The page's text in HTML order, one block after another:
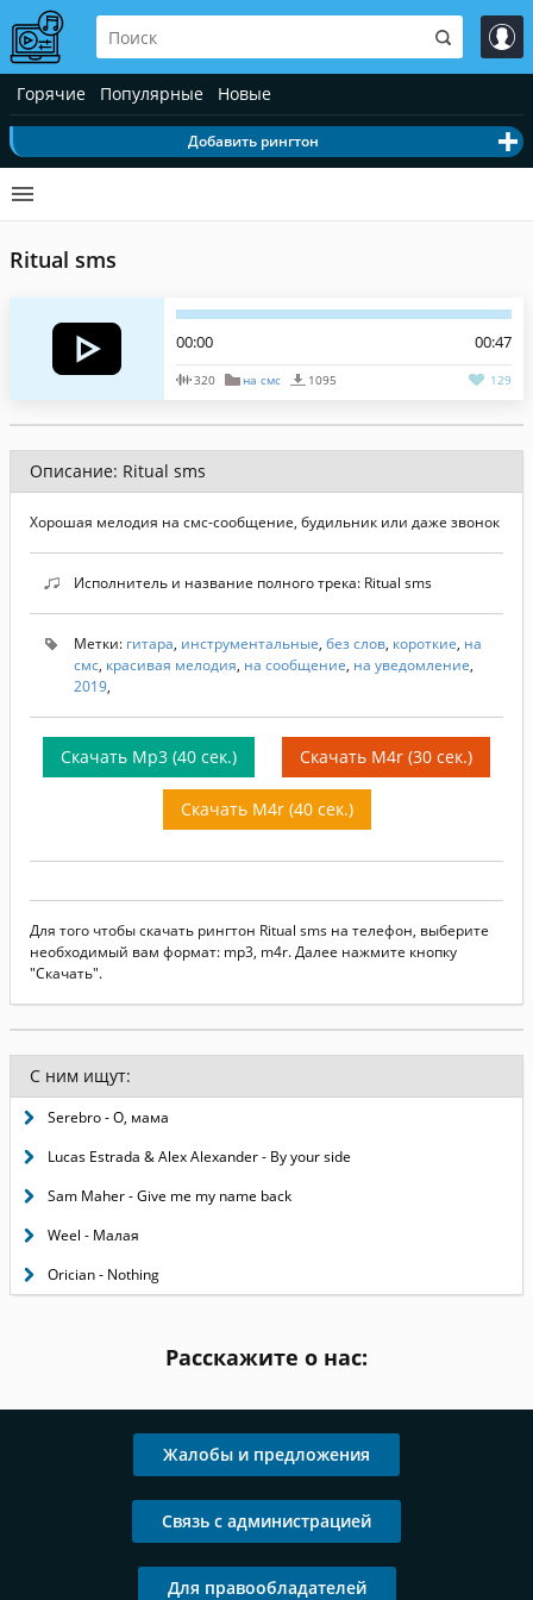
Горячие Популярные Новые
Добавить рингтон
Ritual sms
00:00 00:47
320 на смс 1095 129
Описание: Ritual sms
Хорошая мелодия на смс-сообщение, будильник или даже звонок
Исполнитель и название полного трека: Ritual sms
Метки: гитара, инструментальные, без слов, короткие, на
смс, красивая мелодия, на сообщение, на уведомление,
2019,
Скачать Mp3 (40 сек.) Скачать M4r (30 сек.)
Скачать M4r (40 сек.)
Для того чтобы скачать рингтон Ritual sms на телефон, выберите
необходимый вам формат: mp3, m4r. Далее нажмите кнопку
"Скачать".
С ним ищут:
Serebro - О, мама
Lucas Estrada & Alex Alexander - By your side
Sam Maher - Give me my name back
Weel - Малая
Orician - Nothing
Расскажите о нас:
Жалобы и предложения
Связь с администрацией
Для правообладателей